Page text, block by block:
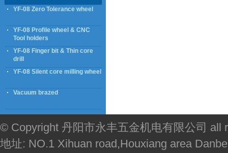
YF-08 Zero Tolerance wheel
YF-08 Profile wheel & CNC
Tool holders
YF-08 Finger bit & Thin core
drill
YF-08 Silent core milling wheel
Vacuum brazed
© Copyright 丹阳市永丰五金机电有限公司 all
地址: NO.1 Xihuan road,Houxiang area